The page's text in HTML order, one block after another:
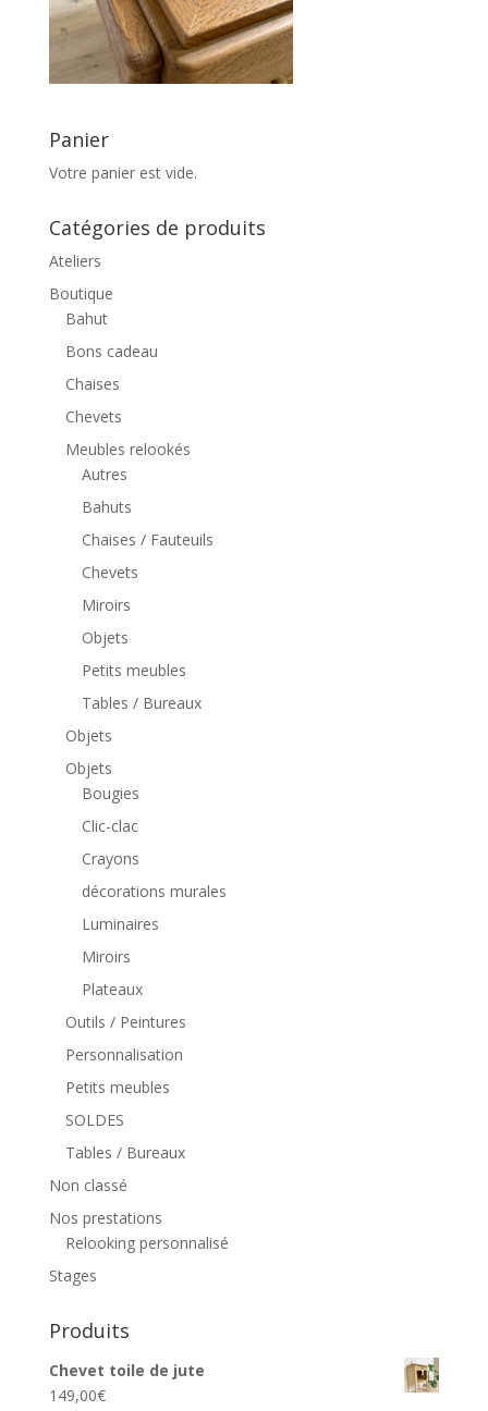
Panier
Votre panier est vide.
Catégories de produits
Ateliers
Boutique
Bahut
Bons cadeau
Chaises
Chevets
Meubles relookés
Autres
Bahuts
Chaises / Fauteuils
Chevets
Miroirs
Objets
Petits meubles
Tables / Bureaux
Objets
Objets
Bougies
Clic-clac
Crayons
décorations murales
Luminaires
Miroirs
Plateaux
Outils / Peintures
Personnalisation
Petits meubles
SOLDES
Tables / Bureaux
Non classé
Nos prestations
Relooking personnalisé
Stages
Produits
Chevet toile de jute
149,00€